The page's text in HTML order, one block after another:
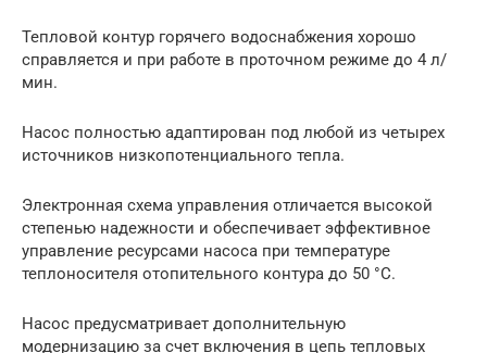
Тепловой контур горячего водоснабжения хорошо
справляется и при работе в проточном режиме до 4 л/
мин.
Насос полностью адаптирован под любой из четырех
источников низкопотенциального тепла.
Электронная схема управления отличается высокой
степенью надежности и обеспечивает эффективное
управление ресурсами насоса при температуре
теплоносителя отопительного контура до 50 °С.
Насос предусматривает дополнительную
модернизацию за счет включения в цепь тепловых